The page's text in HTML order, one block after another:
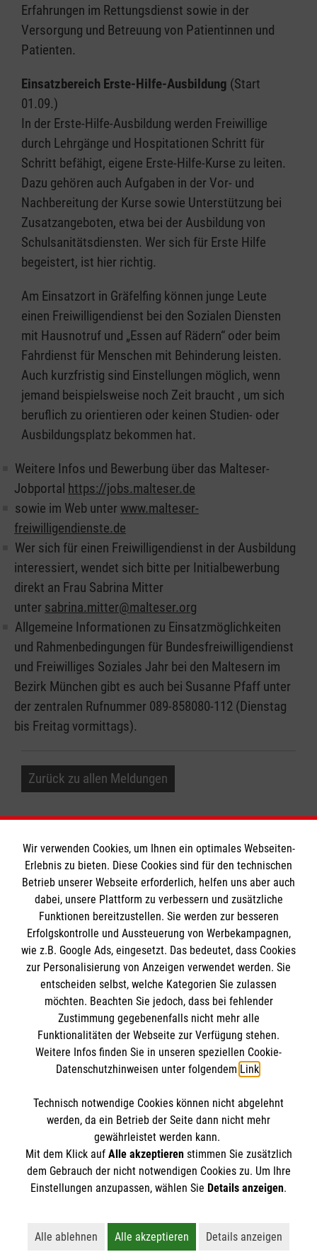
Erfahrungen im Rettungsdienst sowie in der
Versorgung und Betreuung von Patientinnen und
Patienten.
Einsatzbereich Erste-Hilfe-Ausbildung (Start
01.09.)
In der Erste-Hilfe-Ausbildung werden Freiwillige
durch Lehrgänge und Hospitationen Schritt für
Schritt befähigt, eigene Erste-Hilfe-Kurse zu leiten.
Dazu gehören auch Aufgaben in der Vor- und
Nachbereitung der Kurse sowie Unterstützung bei
Zusatzangeboten, etwa bei der Ausbildung von
Schulsanitätsdiensten. Wer sich für Erste Hilfe
begeistert, ist hier richtig.
Am Einsatzort in Gräfelfing können junge Leute
einen Freiwilligendienst bei den Sozialen Diensten
mit Hausnotruf und „Essen auf Rädern“ oder beim
Fahrdienst für Menschen mit Behinderung leisten.
Auch kurzfristig sind Einstellungen möglich, wenn
jemand beispielsweise noch Zeit braucht , um sich
beruflich zu orientieren oder keinen Studien- oder
Ausbildungsplatz bekommen hat.
Weitere Infos und Bewerbung über das Malteser-
Jobportal https://jobs.malteser.de
sowie im Web unter www.malteser-
freiwilligendienste.de
Wer sich für einen Freiwilligendienst in der Ausbildung
interessiert, wendet sich bitte per Initialbewerbung
direkt an Frau Sabrina Mitter
unter sabrina.mitter@malteser.org
Allgemeine Informationen zu Einsatzmöglichkeiten
und Rahmenbedingungen für Bundesfreiwilligendienst
und Freiwilliges Soziales Jahr bei den Maltesern im
Bezirk München gibt es auch bei Susanne Pfaff unter
der zentralen Rufnummer 089-858080-112 (Dienstag
bis Freitag vormittags).
Zurück zu allen Meldungen
Informationen
Impressum
Datenschutz
Kontakt
Barrierefreiheit
Die Malteser
Malteser in Deutschland
Malteserorden
Sharepoint
Spendenkonto
Bank: PAX Bank für Kirche und Caritas eG
DE12370601201201213556
BIC: GENODED1PA7
So finden Sie uns
Bahnhofstr. 2a
82166 Gräfelfing
Email:malteser.graefelfing@malteser.org
Der Malteser Hilfsdienst e.V. ist als eingetragene
Gewerbesteuer befreit.
Wir verwenden Cookies, um Ihnen ein optimales Webseiten-
Erlebnis zu bieten. Diese Cookies sind für den technischen
Betrieb unserer Webseite erforderlich, helfen uns aber auch
dabei, unsere Plattform zu verbessern und zusätzliche
Funktionen bereitzustellen. Sie werden zur besseren
Erfolgskontrolle und Aussteuerung von Werbekampagnen,
wie z.B. Google Ads, eingesetzt. Das bedeutet, dass Cookies
zur Personalisierung von Anzeigen verwendet werden. Sie
entscheiden selbst, welche Kategorien Sie zulassen
möchten. Beachten Sie jedoch, dass bei fehlender
Zustimmung gegebenenfalls nicht mehr alle
Funktionalitäten der Webseite zur Verfügung stehen.
Weitere Infos finden Sie in unseren speziellen Cookie-
Datenschutzhinweisen unter folgendem Link.
Technisch notwendige Cookies können nicht abgelehnt
werden, da ein Betrieb der Seite dann nicht mehr
gewährleistet werden kann.
Mit dem Klick auf Alle akzeptierenstimmen Sie zusätzlich
dem Gebrauch der nicht notwendigen Cookies zu. Um Ihre
Einstellungen anzupassen, wählen Sie Details anzeigen.
Alle ablehnen
Alle akzeptieren
Details anzeigen